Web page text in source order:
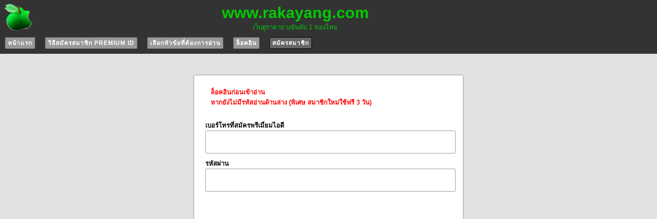
www.rakayang.com
เว็บดูราคายางอันดับ 1 ของไทย
หน้าแรก วิธีสมัครสมาชิก PREMIUM ID เลือกหัวข้อที่ต้องการอ่าน ล็อคอิน สมัครสมาชิก
ล็อคอินก่อนเข้าอ่าน
หากยังไม่มีรหัสอ่านด้านล่าง (พิเศษ สมาชิกใหม่ใช้ฟรี 3 วัน)
เบอร์โทรที่สมัครพรีเมี่ยมไอดี
รหัสผ่าน